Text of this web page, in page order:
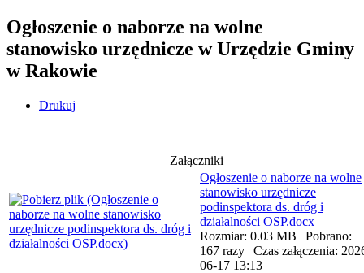
Ogłoszenie o naborze na wolne
stanowisko urzędnicze w Urzędzie Gminy
w Rakowie
Drukuj
Załączniki
Ogłoszenie o naborze na wolne
stanowisko urzędnicze
podinspektora ds. dróg i
działalności OSP.docx
Rozmiar: 0.03 MB | Pobrano:
167 razy | Czas załączenia:
06-17 13:13